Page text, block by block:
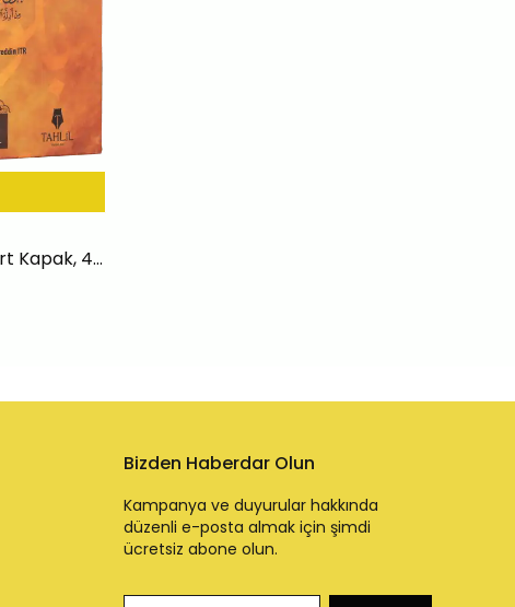
Bulûğu’l-Merâm Şerhi (Sert Kapak, 4 Cilt)
Bizden Haberdar Olun
Kampanya ve duyurular hakkında
düzenli e-posta almak için şimdi
ücretsiz abone olun.